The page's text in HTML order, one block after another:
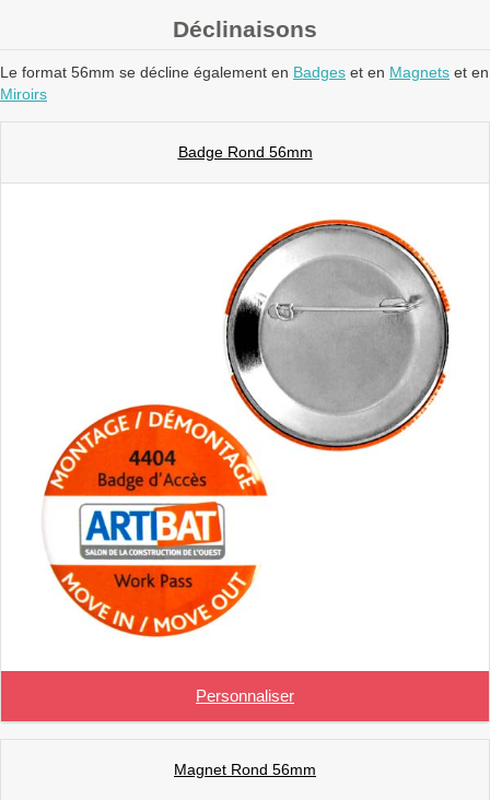
Déclinaisons
Le format 56mm se décline également en Badges et en Magnets et en
Miroirs
Badge Rond 56mm
Personnaliser
Magnet Rond 56mm